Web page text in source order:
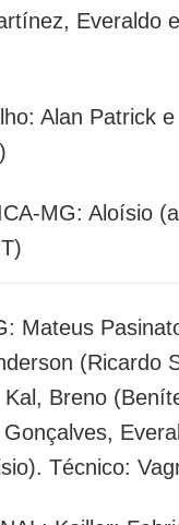
Everaldo
Alan Patrick
MG: Aloísio
Mateus
(Ricardo
Breno
Técnico: